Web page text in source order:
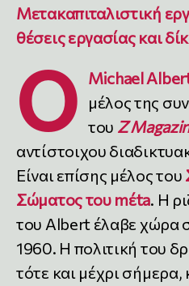
Μετακαπιταλιστική
θέσεις εργασίας και
Ο Michael
μέλος της
του Z
αντίστοιχου
Είναι επίσης μέλος του
Σώματος του mέta. Η
του Albert έλαβε χώρα
1960. Η πολιτική του
τότε και μέχρι σήμερα,